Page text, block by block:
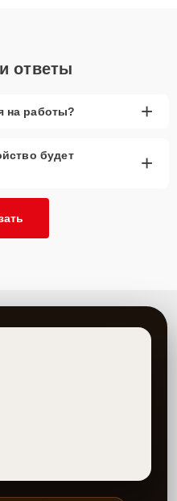
ответы
на работы? +
будет
+